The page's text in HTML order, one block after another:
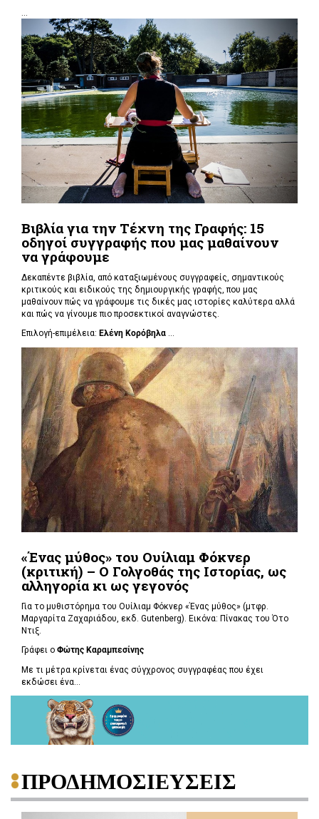
...
Βιβλία για την Τέχνη της Γραφής: 15
οδηγοί συγγραφής που μας μαθαίνουν
να γράφουμε
Δεκαπέντε βιβλία, από καταξιωμένους συγγραφείς, σημαντικούς
κριτικούς και ειδικούς της δημιουργικής γραφής, που μας
μαθαίνουν πώς να γράφουμε τις δικές μας ιστορίες καλύτερα αλλά
και πώς να γίνουμε πιο προσεκτικοί αναγνώστες.
Επιλογή-επιμέλεια: Ελένη Κορόβηλα ...
«Ένας μύθος» του Ουίλιαμ Φόκνερ
(κριτική) – Ο Γολγοθάς της Ιστορίας, ως
αλληγορία κι ως γεγονός
Για το μυθιστόρημα του Ουίλιαμ Φόκνερ «Ένας μύθος» (μτφρ.
Μαργαρίτα Ζαχαριάδου, εκδ. Gutenberg). Εικόνα: Πίνακας του Ότο
Ντιξ.
Γράφει ο Φώτης Καραμπεσίνης
Με τι μέτρα κρίνεται ένας σύγχρονος συγγραφέας που έχει
εκδώσει ένα...
ΠΡΟΔΗΜΟΣΙΕΥΣΕΙΣ